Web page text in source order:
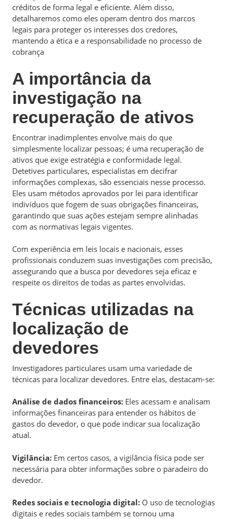
créditos de forma legal e eficiente. Além disso,
detalharemos como eles operam dentro dos marcos
legais para proteger os interesses dos credores,
mantendo a ética e a responsabilidade no processo de
cobrança
A importância da
investigação na
recuperação de ativos
Encontrar inadimplentes envolve mais do que
simplesmente localizar pessoas; é uma recuperação de
ativos que exige estratégia e conformidade legal.
Detetives particulares, especialistas em decifrar
informações complexas, são essenciais nesse processo.
Eles usam métodos aprovados por lei para identificar
indivíduos que fogem de suas obrigações financeiras,
garantindo que suas ações estejam sempre alinhadas
com as normativas legais vigentes.
Com experiência em leis locais e nacionais, esses
profissionais conduzem suas investigações com precisão,
assegurando que a busca por devedores seja eficaz e
respeite os direitos de todas as partes envolvidas.
Técnicas utilizadas na
localização de
devedores
Investigadores particulares usam uma variedade de
técnicas para localizar devedores. Entre elas, destacam-se:
Análise de dados financeiros: Eles acessam e analisam
informações financeiras para entender os hábitos de
gastos do devedor, o que pode indicar sua localização
atual.
Vigilância: Em certos casos, a vigilância física pode ser
necessária para obter informações sobre o paradeiro do
devedor.
Redes sociais e tecnologia digital: O uso de tecnologias
digitais e redes sociais também se tornou uma